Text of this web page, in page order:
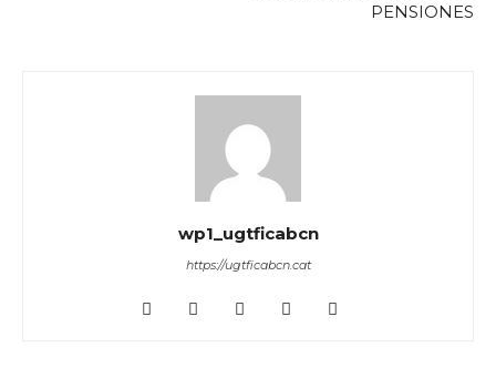
PENSIONES
wp1_ugtficabcn
https://ugtficabcn.cat